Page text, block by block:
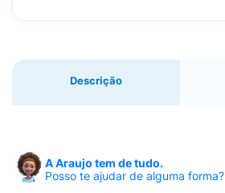
Descrição
A Araujo tem de tudo.
Posso te ajudar de alguma forma?